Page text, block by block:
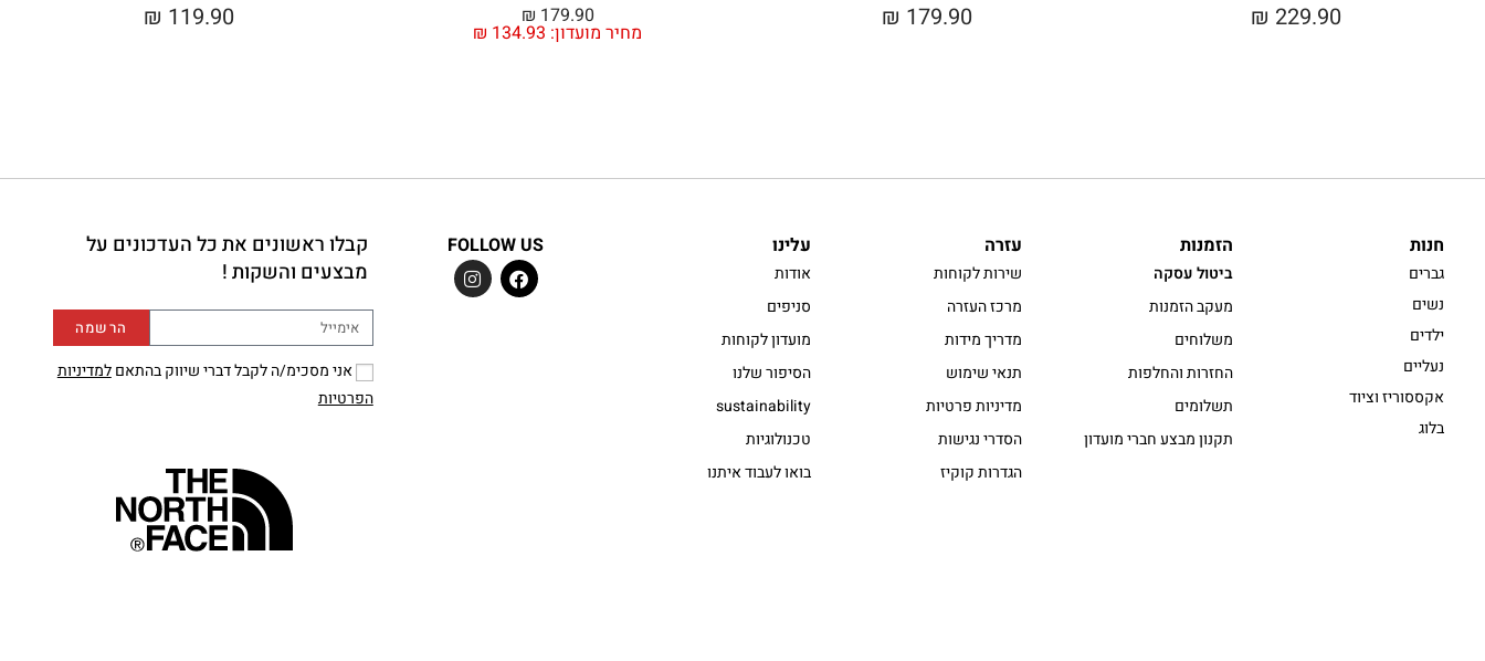
₪ 229.90
₪ 179.90 מחיר מועדון: ₪ 134.93
₪ 179.90
₪ 119.90
חנות
גברים
נשים
ילדים
נעליים
אקססוריז וציוד
בלוג
הזמנות
ביטול עסקה
מעקב הזמנות
משלוחים
החזרות והחלפות
תשלומים
תקנון מבצע חברי מועדון
עזרה
שירות לקוחות
מרכז העזרה
מדריך מידות
תנאי שימוש
מדיניות פרטיות
הסדרי נגישות
הגדרות קוקיז
עלינו
אודות
סניפים
מועדון לקוחות
הסיפור שלנו
sustainability
טכנולוגיות
בואו לעבוד איתנו
FOLLOW US
קבלו ראשונים את כל העדכונים על
מבצעים והשקות !
אני מסכימ/ה לקבל דברי שיווק בהתאםלמדיניות
הפרטיות
הרשמה